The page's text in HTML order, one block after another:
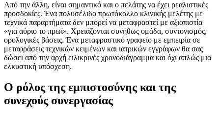
Από την άλλη, είναι σημαντικό και ο πελάτης να έχει ρεαλιστικές
προσδοκίες. Ένα πολυσέλιδο πρωτόκολλο κλινικής μελέτης με
τεχνικά παραρτήματα δεν μπορεί να μεταφραστεί με αξιοπιστία
«για αύριο το πρωί». Χρειάζονται συνήθως ομάδα, συντονισμός,
ορολογικές βάσεις. Ένα μεταφραστικό γραφείο με εμπειρία σε
μεταφράσεις τεχνικών κειμένων και ιατρικών εγγράφων θα σας
δώσει από την αρχή ειλικρινές χρονοδιάγραμμα και όχι απλώς μια
ελκυστική υπόσχεση.
Ο ρόλος της εμπιστοσύνης και της
συνεχούς συνεργασίας